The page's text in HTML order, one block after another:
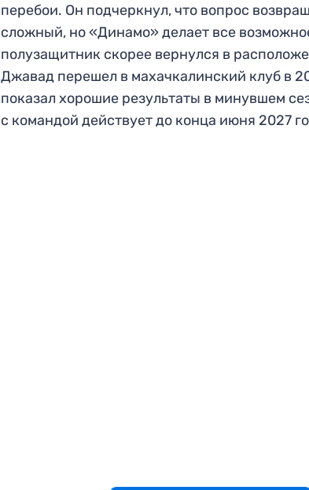
перебои. Он подчеркнул, что вопрос
сложный, но «Динамо» делает все
полузащитник скорее вернулся в
Джавад перешел в махачкалинский клуб в
показал хорошие результаты в минувшем
с командой действует до конца июня 2027